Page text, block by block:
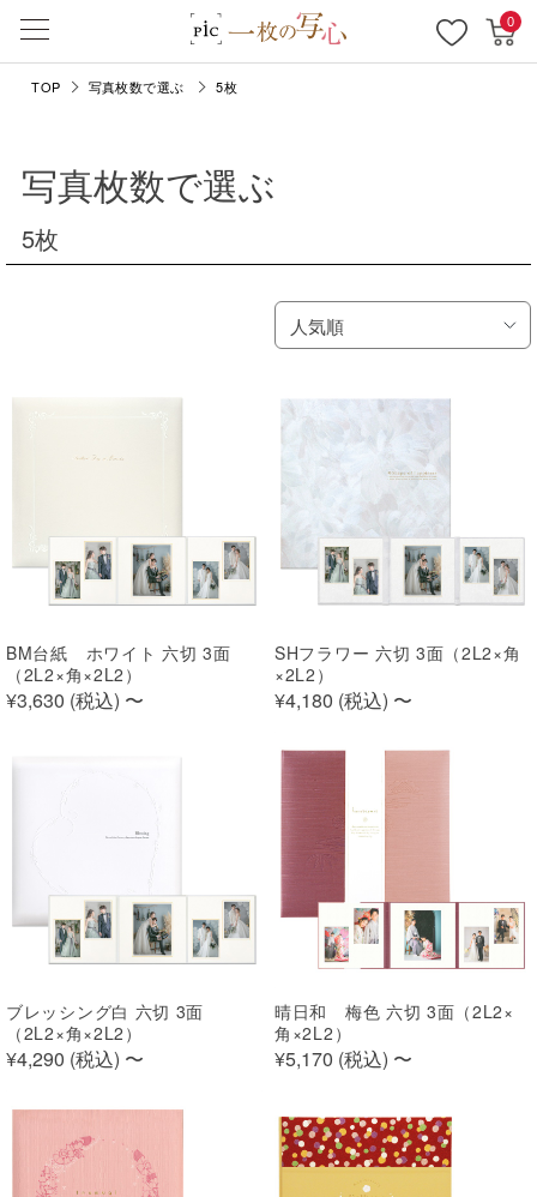
0
TOP 写真枚数で選ぶ 5枚
写真枚数で選ぶ
5枚
人気順
BM台紙 ホワイト 六切 3面
（2L2×角×2L2）
¥3,630 (税込) 〜
SHフラワー 六切 3面（2L2×角
×2L2）
¥4,180 (税込) 〜
ブレッシング白 六切 3面
（2L2×角×2L2）
¥4,290 (税込) 〜
晴日和 梅色 六切 3面（2L2×
角×2L2）
¥5,170 (税込) 〜